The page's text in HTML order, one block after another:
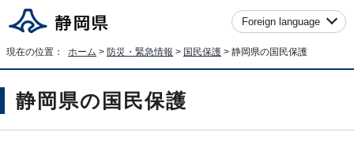
Foreign language
現在の位置： ホーム > 防災・緊急情報 > 国民保護 > 静岡県の国民保護
静岡県の国民保護